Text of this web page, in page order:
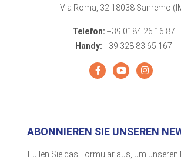
Via Roma, 32 18038 Sanremo
Telefon: +39 0184 26.16.87
Handy: +39 328 83.65.167
ABONNIEREN SIE UNSEREN
Füllen Sie das Formular aus, um unseren